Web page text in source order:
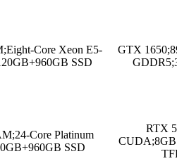
Core Xeon E5-
SSD
GTX
Core Platinum
SSD
RTX